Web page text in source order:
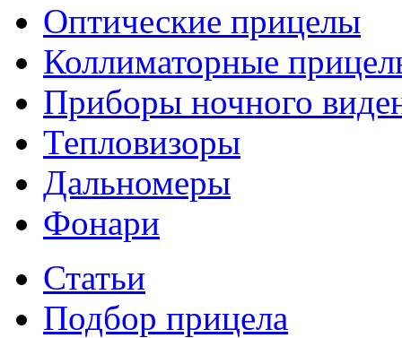
Оптические прицелы
Коллиматорные
Приборы ночного
Тепловизоры
Дальномеры
Фонари
Статьи
Подбор прицела